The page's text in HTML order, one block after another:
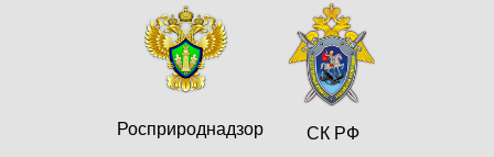
СК РФ
Росприроднадзор